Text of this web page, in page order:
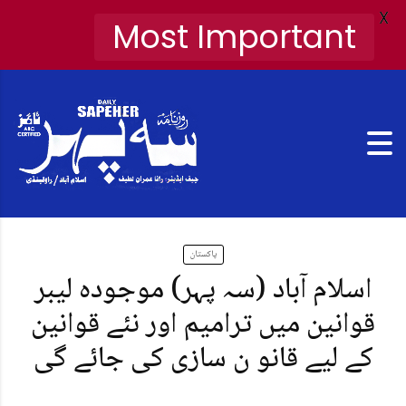
پاکستان
اسلام آباد (سہ پہر) موجودہ لیبر
قوانین میں ترامیم اور نئے قوانین
کے لیے قانو ن سازی کی جائے گی
Most Important X